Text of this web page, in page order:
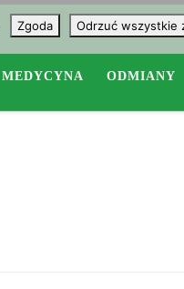
MEDYCYNA ODMIANY
Zgoda Odrzuć wszystkie